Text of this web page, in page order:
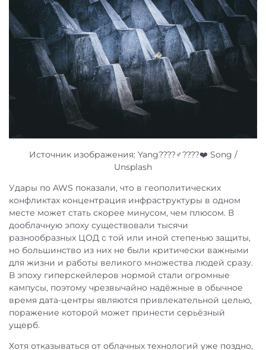
Источник изображения: Yang????‍♂️????❤️ Song /
Unsplash
Удары по AWS показали, что в геополитических
конфликтах концентрация инфраструктуры в одном
месте может стать скорее минусом, чем плюсом. В
дооблачную эпоху существовали тысячи
разнообразных ЦОД с той или иной степенью защиты,
но большинство из них не были критически важными
для жизни и работы великого множества людей сразу.
В эпоху гиперскейлеров нормой стали огромные
кампусы, поэтому чрезвычайно надёжные в обычное
время дата-центры являются привлекательной целью,
поражение которой может принести серьёзный
ущерб.
Хотя отказываться от облачных технологий уже поздно,